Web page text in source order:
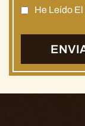
He Leído